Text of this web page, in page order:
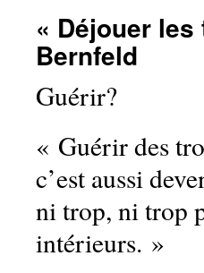
« Déjouer
Bernfeld
Guérir?
« Guérir des
c’est aussi
ni trop, ni trop
intérieurs. »